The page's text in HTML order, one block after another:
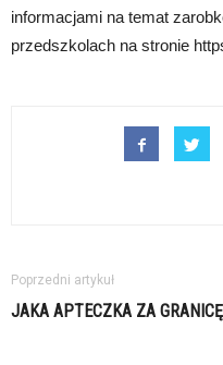
informacjami na temat
przedszkolach na stronie
Poprzedni artykuł
JAKA APTECZKA ZA